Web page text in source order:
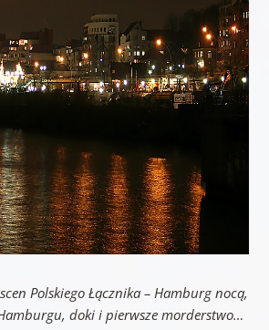
Polskiego Łącznika – Hamburg nocą,
doki i pierwsze morderstwo…